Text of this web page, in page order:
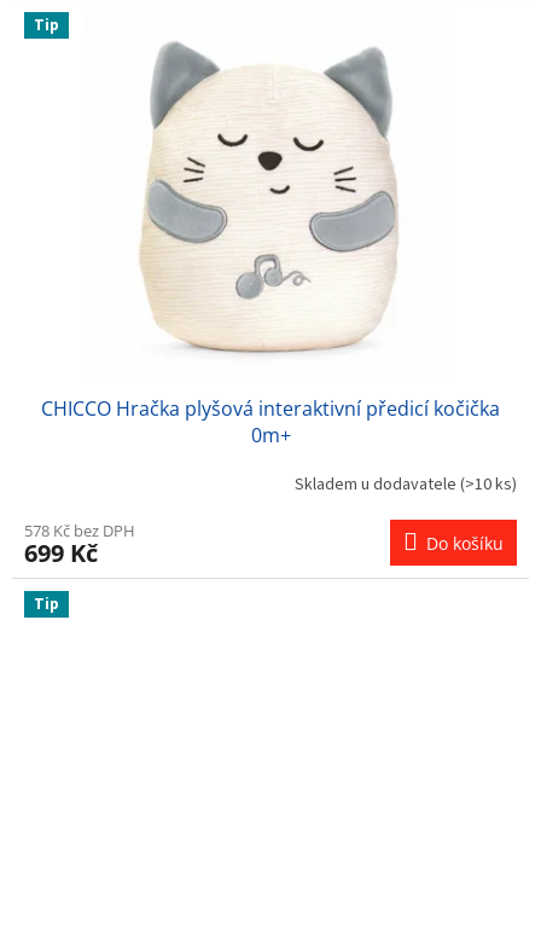
Tip
CHICCO Hračka plyšová interaktivní předicí kočička
0m+
Skladem u dodavatele (>10 ks)
578 Kč bez DPH
699 Kč Do košíku
Tip